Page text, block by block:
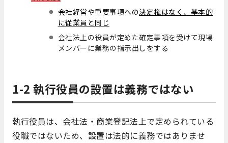
会社経営や重要事項への決定権はなく、基本的
に従業員と同じ
会社法上の役員が定めた確定事項を受けて現場
メンバーに業務の指示出しをする
1-2 執行役員の設置は義務ではない
執行役員は、会社法・商業登記法上で定められている
役職ではないため、設置は法的に義務ではありませ